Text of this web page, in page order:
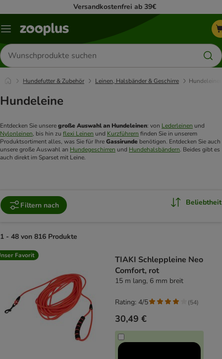
Versandkostenfrei ab 39€
Menü
Produkte
suchen
Hundefutter & Zubehör Leinen, Halsbänder & Geschirre
Hundeleine
Entdecken Sie unsere große Auswahl an Hundeleinen: von Lederleinen
Nylonleinen, bis hin zu flexi Leinen und Kurzführern finden Sie in unserem
Produktsortiment alles, was Sie für Ihre Gassirunde benötigen. Entdecken Sie auch
unsere große Auswahl an Hundegeschirren und Hundehalsbändern. Beides gibt es
auch direkt im Sparset mit Leine.
Filtern nach Beliebtheit
1 - 48 von 816 Produkte
product items have been changed
Favorit
TIAKI Schleppleine Neo
Comfort, rot
15 m lang, 6 mm breit
30,49 €
Rating: 4/5 (54)